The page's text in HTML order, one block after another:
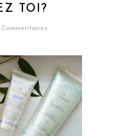
TOI?
Commentaires